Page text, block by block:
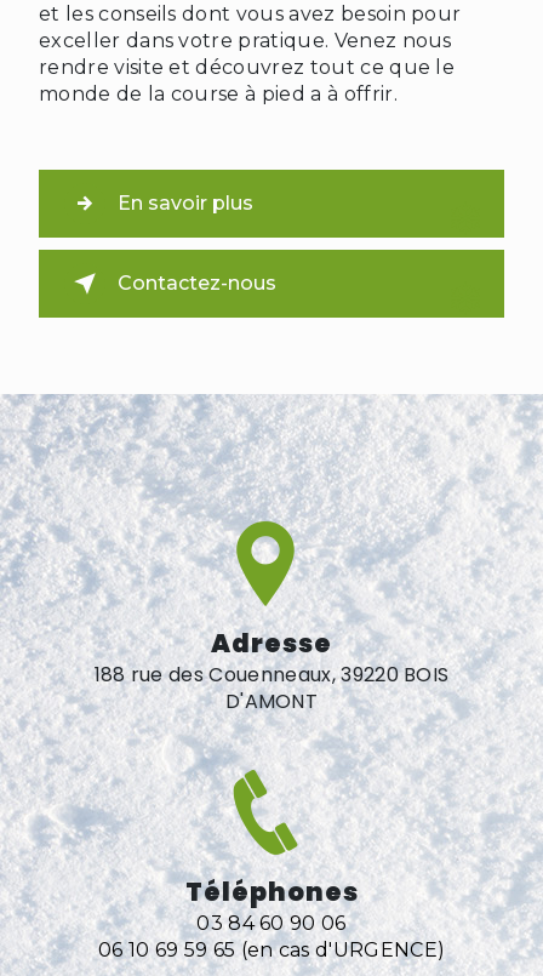
et les conseils dont vous avez besoin pour
exceller dans votre pratique. Venez nous
rendre visite et découvrez tout ce que le
monde de la course à pied a à offrir.
En savoir plus
Contactez-nous
Adresse
188 rue des Couenneaux, 39220 BOIS
D'AMONT
Téléphones
03 84 60 90 06
06 10 69 59 65 (en cas d'URGENCE)